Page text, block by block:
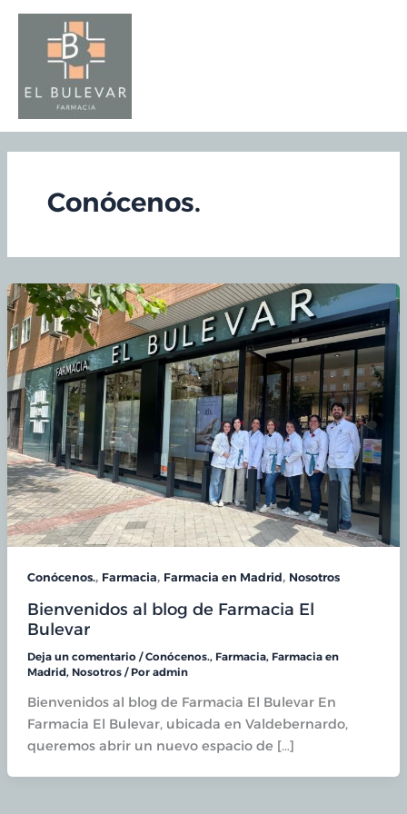
contenido
Conócenos.
Conócenos., Farmacia, Farmacia en Madrid, Nosotros
Bienvenidos al blog de Farmacia El
Bulevar
Deja un comentario /Conócenos., Farmacia, Farmacia en
Madrid, Nosotros/ Por admin
Bienvenidos al blog de Farmacia El Bulevar En
Farmacia El Bulevar, ubicada en Valdebernardo,
queremos abrir un nuevo espacio de […]